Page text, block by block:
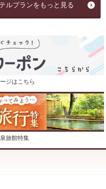
ルプランをもっと見る
ジはこちら
旅館特集